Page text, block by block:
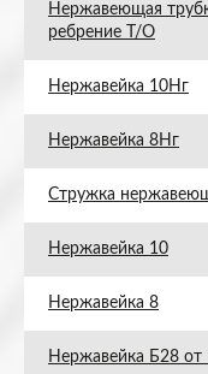
Нержавеющая
ребрение Т/О
Нержавейка 10Нг
Нержавейка 8Нг
Стружка
Нержавейка 10
Нержавейка 8
Нержавейка Б28 от